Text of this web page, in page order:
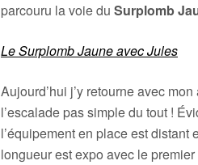
parcouru la voie du Surplomb
Le Surplomb Jaune avec Jules
Aujourd’hui j’y retourne avec
l’escalade pas simple du tout !
l’équipement en place est
longueur est expo avec le